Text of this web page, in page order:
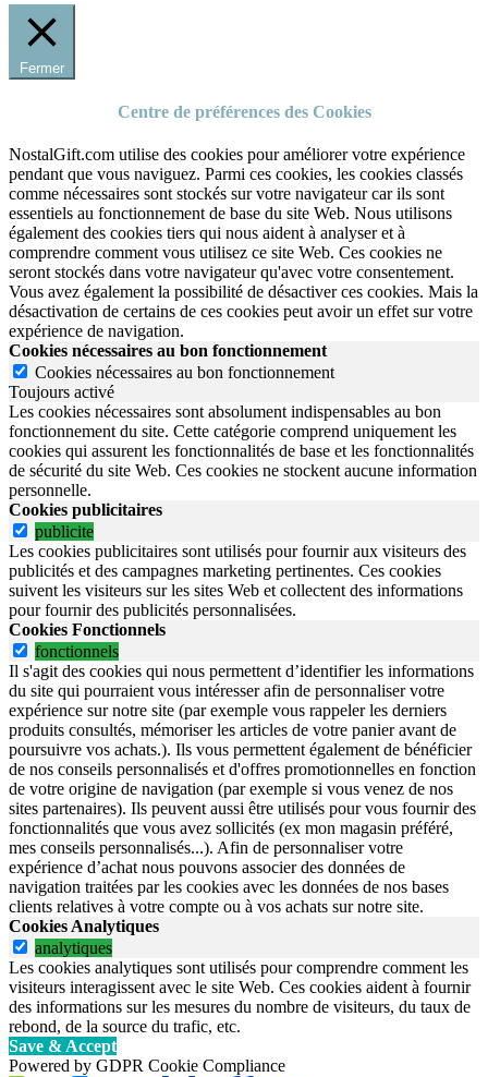
Fermer
Centre de préférences des Cookies
NostalGift.com utilise des cookies pour améliorer votre expérience
pendant que vous naviguez. Parmi ces cookies, les cookies classés
comme nécessaires sont stockés sur votre navigateur car ils sont
essentiels au fonctionnement de base du site Web. Nous utilisons
également des cookies tiers qui nous aident à analyser et à
comprendre comment vous utilisez ce site Web. Ces cookies ne
seront stockés dans votre navigateur qu'avec votre consentement.
Vous avez également la possibilité de désactiver ces cookies. Mais la
désactivation de certains de ces cookies peut avoir un effet sur votre
expérience de navigation.
Cookies nécessaires au bon fonctionnement
Cookies nécessaires au bon fonctionnement
Toujours activé
Les cookies nécessaires sont absolument indispensables au bon
fonctionnement du site. Cette catégorie comprend uniquement les
cookies qui assurent les fonctionnalités de base et les fonctionnalités
de sécurité du site Web. Ces cookies ne stockent aucune information
personnelle.
Cookies publicitaires
publicite
Les cookies publicitaires sont utilisés pour fournir aux visiteurs des
publicités et des campagnes marketing pertinentes. Ces cookies
suivent les visiteurs sur les sites Web et collectent des informations
pour fournir des publicités personnalisées.
Cookies Fonctionnels
fonctionnels
Il s'agit des cookies qui nous permettent d’identifier les informations
du site qui pourraient vous intéresser afin de personnaliser votre
expérience sur notre site (par exemple vous rappeler les derniers
produits consultés, mémoriser les articles de votre panier avant de
poursuivre vos achats.). Ils vous permettent également de bénéficier
de nos conseils personnalisés et d'offres promotionnelles en fonction
de votre origine de navigation (par exemple si vous venez de nos
sites partenaires). Ils peuvent aussi être utilisés pour vous fournir des
fonctionnalités que vous avez sollicités (ex mon magasin préféré,
mes conseils personnalisés...). Afin de personnaliser votre
expérience d’achat nous pouvons associer des données de
navigation traitées par les cookies avec les données de nos bases
clients relatives à votre compte ou à vos achats sur notre site.
Cookies Analytiques
analytiques
Les cookies analytiques sont utilisés pour comprendre comment les
visiteurs interagissent avec le site Web. Ces cookies aident à fournir
des informations sur les mesures du nombre de visiteurs, du taux de
rebond, de la source du trafic, etc.
Save & Accept
Powered by GDPR Cookie Compliance